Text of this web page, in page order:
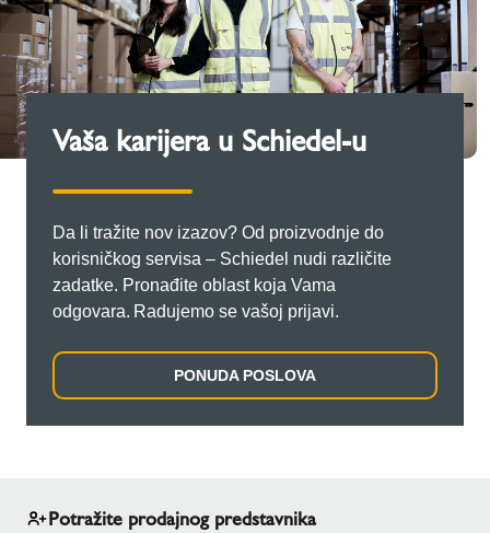
Vaša karijera u Schiedel-u
Da li tražite nov izazov? Od proizvodnje do
korisničkog servisa – Schiedel nudi različite
zadatke. Pronađite oblast koja Vama
odgovara. Radujemo se vašoj prijavi.
PONUDA POSLOVA
Potražite prodajnog predstavnika